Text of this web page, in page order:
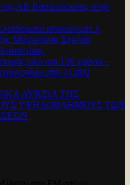
ΑΒ Βασιλόπουλος στην
λιπάσματα ανακοίνωσε ο
Μαργαρίτης Σχοινάς
εδώ και 126 χρόνια –
πάνω από 21.000
ΛΥΚΕΙΑ ΤΗΣ
ΥΨΗΛΟΒΑΘΜΟΥΣ ΤΩΝ